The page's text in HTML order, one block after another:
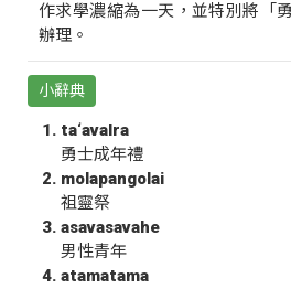
作求學濃縮為一天，並特別將「
辦理。
小辭典
ta‘avalra
勇士成年禮
molapangolai
祖靈祭
asavasavahe
男性青年
atamatama